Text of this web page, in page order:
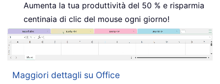
Aumenta la tua produttività del 50 % e risparmia
centinaia di clic del mouse ogni giorno!
Maggiori dettagli su Office